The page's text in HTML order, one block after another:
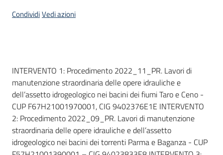
CondividiVedi azioni
Dati del bando
INTERVENTO 1: Procedimento 2022_11_PR. Lavori di
manutenzione straordinaria delle opere idrauliche e
dell’assetto idrogeologico nei bacini dei fiumi Taro e Ceno -
CUP F67H21001970001, CIG 9402376E1E INTERVENTO
2: Procedimento 2022_09_PR. Lavori di manutenzione
straordinaria delle opere idrauliche e dell’assetto
idrogeologico nei bacini dei torrenti Parma e Baganza - CUP